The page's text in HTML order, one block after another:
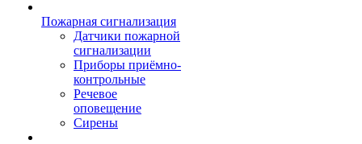
Пожарная сигнализация
Датчики пожарной
сигнализации
Приборы приёмно-
контрольные
Речевое
оповещение
Сирены